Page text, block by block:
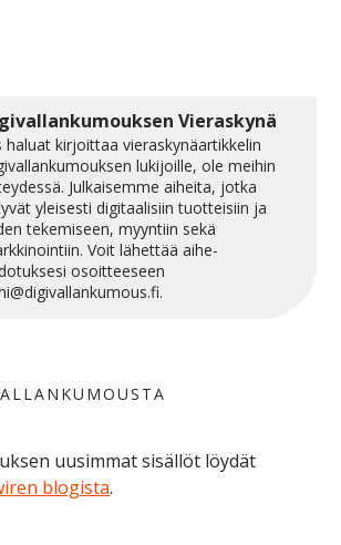
Vieraskynä
haluat kirjoittaa vieraskynäartikkelin
lukijoille, ole meihin
Julkaisemme aiheita, jotka
yleisesti digitaalisiin tuotteisiin ja
tekemiseen, myyntiin sekä
Voit lähettää aihe-
osoitteeseen
.
uusimmat sisällöt löydät
blogista.